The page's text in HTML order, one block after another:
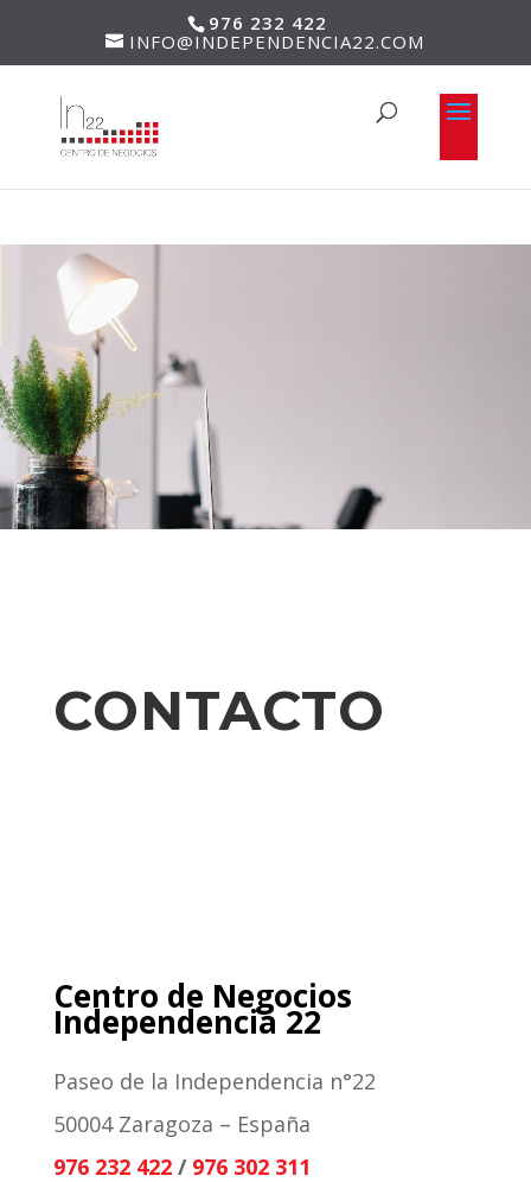
976 232 422
INFO@INDEPENDENCIA22.COM
CONTACTO
Centro de Negocios
Independencia 22
Paseo de la Independencia n°22
50004 Zaragoza – España
976 232 422/ 976 302 311